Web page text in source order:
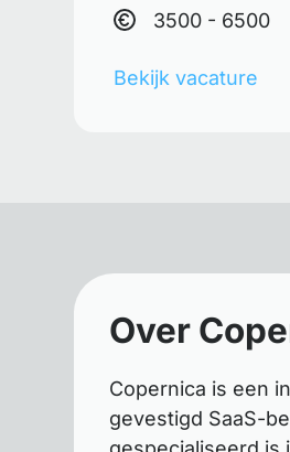
3500 - 6500
Bekijk vacature
Over
Copernica is een
gevestigd SaaS-